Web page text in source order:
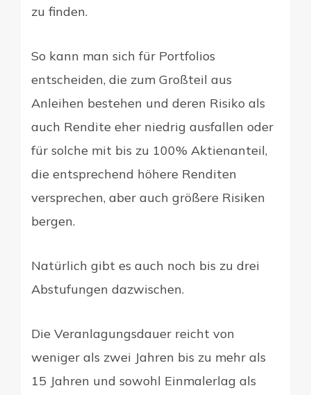
zu finden.
So kann man sich für Portfolios
entscheiden, die zum Großteil aus
Anleihen bestehen und deren Risiko als
auch Rendite eher niedrig ausfallen oder
für solche mit bis zu 100% Aktienanteil,
die entsprechend höhere Renditen
versprechen, aber auch größere Risiken
bergen.
Natürlich gibt es auch noch bis zu drei
Abstufungen dazwischen.
Die Veranlagungsdauer reicht von
weniger als zwei Jahren bis zu mehr als
15 Jahren und sowohl Einmalerlag als